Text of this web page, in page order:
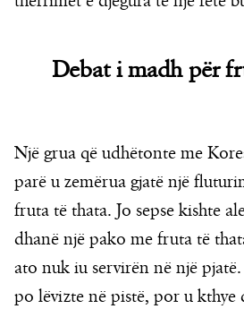
Debat i madh për
Një grua që udhëtonte me
parë u zemërua gjatë një
fruta të thata. Jo sepse kishte
dhanë një pako me fruta të
ato nuk iu servirën në një
po lëvizte në pistë, por u kthye